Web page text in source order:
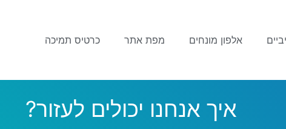
אלפון מונחים מפת אתר כרטיס תמיכה
איך אנחנו יכולים לעזור?